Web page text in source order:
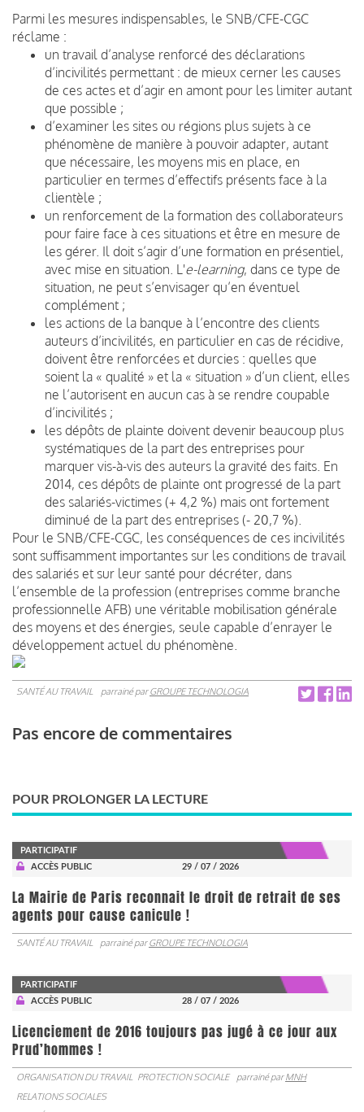
Parmi les mesures indispensables, le SNB/CFE-CGC
réclame :
un travail d’analyse renforcé des déclarations
d’incivilités permettant : de mieux cerner les causes
de ces actes et d’agir en amont pour les limiter autant
que possible ;
d’examiner les sites ou régions plus sujets à ce
phénomène de manière à pouvoir adapter, autant
que nécessaire, les moyens mis en place, en
particulier en termes d’effectifs présents face à la
clientèle ;
un renforcement de la formation des collaborateurs
pour faire face à ces situations et être en mesure de
les gérer. Il doit s’agir d’une formation en présentiel,
avec mise en situation. L'e-learning, dans ce type de
situation, ne peut s’envisager qu’en éventuel
complément ;
les actions de la banque à l’encontre des clients
auteurs d’incivilités, en particulier en cas de récidive,
doivent être renforcées et durcies : quelles que
soient la « qualité » et la « situation » d’un client, elles
ne l’autorisent en aucun cas à se rendre coupable
d’incivilités ;
les dépôts de plainte doivent devenir beaucoup plus
systématiques de la part des entreprises pour
marquer vis-à-vis des auteurs la gravité des faits. En
2014, ces dépôts de plainte ont progressé de la part
des salariés-victimes (+ 4,2 %) mais ont fortement
diminué de la part des entreprises (- 20,7 %).
Pour le SNB/CFE-CGC, les conséquences de ces incivilités
sont suffisamment importantes sur les conditions de travail
des salariés et sur leur santé pour décréter, dans
l’ensemble de la profession (entreprises comme branche
professionnelle AFB) une véritable mobilisation générale
des moyens et des énergies, seule capable d’enrayer le
développement actuel du phénomène.
SANTÉ AU TRAVAIL parrainé parGROUPE TECHNOLOGIA
Pas encore de commentaires
POUR PROLONGER LA LECTURE
PARTICIPATIF
ACCÈS PUBLIC
29 / 07 / 2026
La Mairie de Paris reconnait le droit de retrait de ses
agents pour cause canicule !
SANTÉ AU TRAVAIL parrainé parGROUPE TECHNOLOGIA
PARTICIPATIF
ACCÈS PUBLIC
28 / 07 / 2026
Licenciement de 2016 toujours pas jugé à ce jour aux
Prud’hommes !
ORGANISATION DU TRAVAIL PROTECTION SOCIALE parrainé parMNH
RELATIONS SOCIALES